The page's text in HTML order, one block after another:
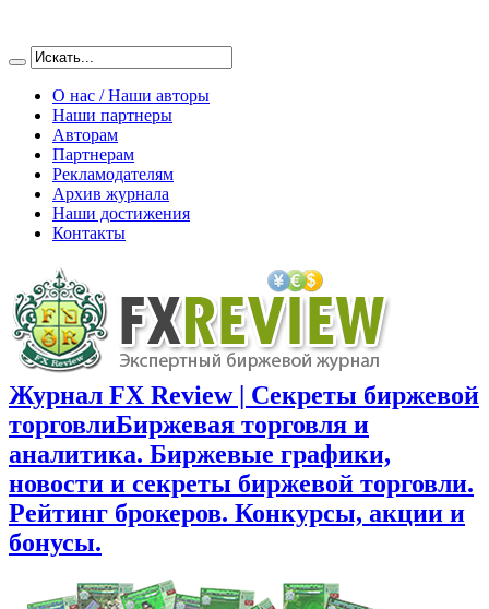
О нас / Наши авторы
Наши партнеры
Авторам
Партнерам
Рекламодателям
Архив журнала
Наши достижения
Контакты
Журнал FX Review | Секреты биржевой
торговлиБиржевая торговля и
аналитика. Биржевые графики,
новости и секреты биржевой торговли.
Рейтинг брокеров. Конкурсы, акции и
бонусы.